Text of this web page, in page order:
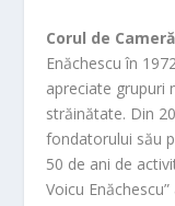
Corul de
Enăchescu în
apreciate grupuri
străinătate. Din
fondatorului său
50 de ani de
Voicu